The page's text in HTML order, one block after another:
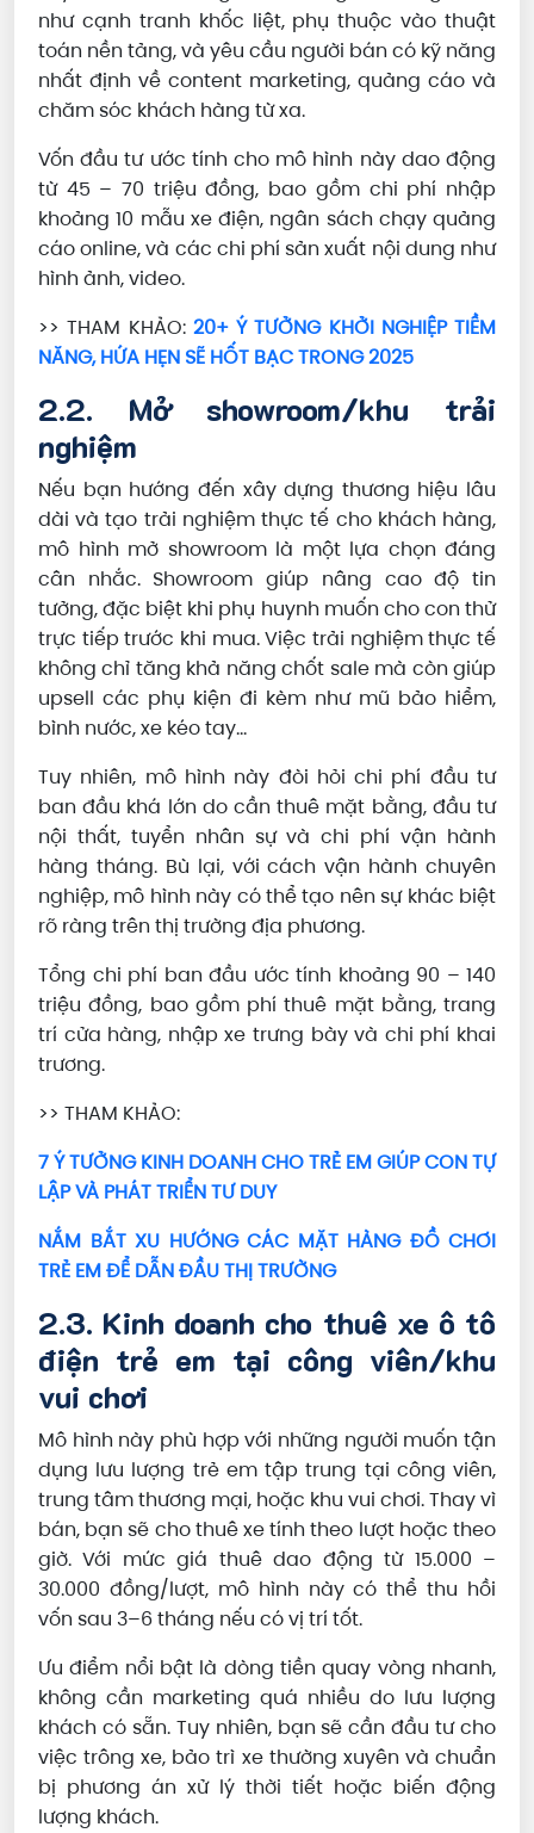
như cạnh tranh khốc liệt, phụ thuộc vào thuật
toán nền tảng, và yêu cầu người bán có kỹ năng
nhất định về content marketing, quảng cáo và
chăm sóc khách hàng từ xa.
Vốn đầu tư ước tính cho mô hình này dao động
từ 45 – 70 triệu đồng, bao gồm chi phí nhập
khoảng 10 mẫu xe điện, ngân sách chạy quảng
cáo online, và các chi phí sản xuất nội dung như
hình ảnh, video.
>> THAM KHẢO: 20+ Ý TƯỞNG KHỞI NGHIỆP TIỀM
NĂNG, HỨA HẸN SẼ HỐT BẠC TRONG 2025
2.2. Mở showroom/khu trải
nghiệm
Nếu bạn hướng đến xây dựng thương hiệu lâu
dài và tạo trải nghiệm thực tế cho khách hàng,
mô hình mở showroom là một lựa chọn đáng
cân nhắc. Showroom giúp nâng cao độ tin
tưởng, đặc biệt khi phụ huynh muốn cho con thử
trực tiếp trước khi mua. Việc trải nghiệm thực tế
không chỉ tăng khả năng chốt sale mà còn giúp
upsell các phụ kiện đi kèm như mũ bảo hiểm,
bình nước, xe kéo tay...
Tuy nhiên, mô hình này đòi hỏi chi phí đầu tư
ban đầu khá lớn do cần thuê mặt bằng, đầu tư
nội thất, tuyển nhân sự và chi phí vận hành
hàng tháng. Bù lại, với cách vận hành chuyên
nghiệp, mô hình này có thể tạo nên sự khác biệt
rõ ràng trên thị trường địa phương.
Tổng chi phí ban đầu ước tính khoảng 90 – 140
triệu đồng, bao gồm phí thuê mặt bằng, trang
trí cửa hàng, nhập xe trưng bày và chi phí khai
trương.
>> THAM KHẢO:
7 Ý TƯỞNG KINH DOANH CHO TRẺ EM GIÚP CON TỰ
LẬP VÀ PHÁT TRIỂN TƯ DUY
NẮM BẮT XU HƯỚNG CÁC MẶT HÀNG ĐỒ CHƠI
TRẺ EM ĐỂ DẪN ĐẦU THỊ TRƯỜNG
2.3. Kinh doanh cho thuê xe ô tô
điện trẻ em tại công viên/khu
vui chơi
Mô hình này phù hợp với những người muốn tận
dụng lưu lượng trẻ em tập trung tại công viên,
trung tâm thương mại, hoặc khu vui chơi. Thay vì
bán, bạn sẽ cho thuê xe tính theo lượt hoặc theo
giờ. Với mức giá thuê dao động từ 15.000 –
30.000 đồng/lượt, mô hình này có thể thu hồi
vốn sau 3–6 tháng nếu có vị trí tốt.
Ưu điểm nổi bật là dòng tiền quay vòng nhanh,
không cần marketing quá nhiều do lưu lượng
khách có sẵn. Tuy nhiên, bạn sẽ cần đầu tư cho
việc trông xe, bảo trì xe thường xuyên và chuẩn
bị phương án xử lý thời tiết hoặc biến động
lượng khách.